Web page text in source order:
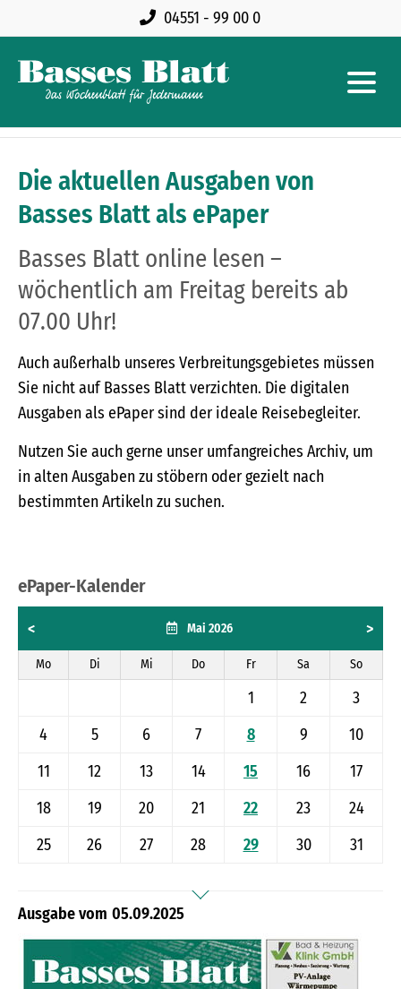
04551 - 99 00 0
Die aktuellen Ausgaben von
Basses Blatt als ePaper
Basses Blatt online lesen –
wöchentlich am Freitag bereits ab
07.00 Uhr!
Auch außerhalb unseres Verbreitungsgebietes müssen
Sie nicht auf Basses Blatt verzichten. Die digitalen
Ausgaben als ePaper sind der ideale Reisebegleiter.
Nutzen Sie auch gerne unser umfangreiches Archiv, um
in alten Ausgaben zu stöbern oder gezielt nach
bestimmten Artikeln zu suchen.
ePaper-Kalender
< Mai 2026 >
Mo Di Mi Do Fr Sa So
1 2
3
4
5 6 7 8 9
10
11
12 13 14 15 16
17
18
19 20 21 22 23
24
25
26 27 28 29 30 31
05.09.2025